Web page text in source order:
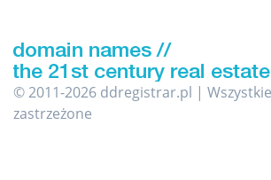
© 2011-2026 ddregistrar.pl |
zastrzeżone